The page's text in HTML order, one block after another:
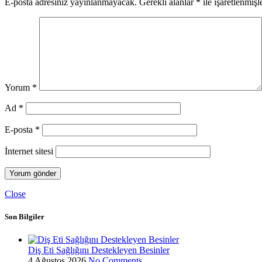
Yorum *
Ad *
E-posta *
İnternet sitesi
Close
Son Bilgiler
Diş Eti Sağlığını Destekleyen Besinler